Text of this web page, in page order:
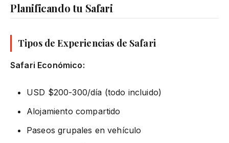
Planificando tu Safari
Tipos de Experiencias de Safari
Safari Económico:
USD $200-300/día (todo incluido)
Alojamiento compartido
Paseos grupales en vehículo